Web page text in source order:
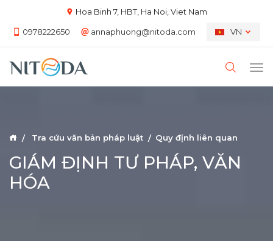
Hoa Binh 7, HBT, Ha Noi, Viet Nam
0978222650 annaphuong@nitoda.com VN
Tra cứu văn bản pháp luật Quy định liên quan
GIÁM ĐỊNH TƯ PHÁP, VĂN
HÓA